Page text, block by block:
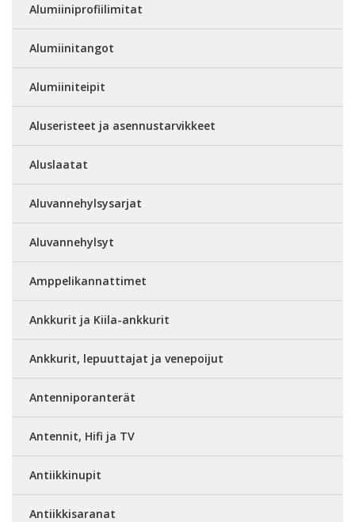
Alumiiniprofiilimitat
Alumiinitangot
Alumiiniteipit
Aluseristeet ja asennustarvikkeet
Aluslaatat
Aluvannehylsysarjat
Aluvannehylsyt
Amppelikannattimet
Ankkurit ja Kiila-ankkurit
Ankkurit, lepuuttajat ja venepoijut
Antenniporanterät
Antennit, Hifi ja TV
Antiikkinupit
Antiikkisaranat